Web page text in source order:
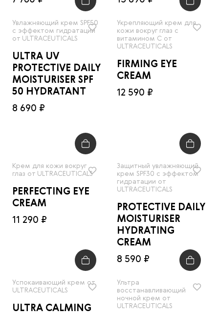
Увлажняющий крем SPF50
с эффектом гидратации
от ULTRACEUTICALS
ULTRA UV
PROTECTIVE DAILY
MOISTURISER SPF
50 HYDRATANT
8 690 ₽
Укрепляющий крем для
кожи вокруг глаз с
витамином С от
ULTRACEUTICALS
FIRMING EYE
CREAM
12 590 ₽
Крем для кожи вокруг
глаз от ULTRACEUTICALS
PERFECTING EYE
CREAM
11 290 ₽
Защитный увлажняющий
крем SPF30 с эффектом
гидратации от
ULTRACEUTICALS
PROTECTIVE DAILY
MOISTURISER
HYDRATING
CREAM
8 590 ₽
Успокаивающий крем от
ULTRACEUTICALS
ULTRA CALMING
Ультра
восстанавливающий
ночной крем от
ULTRACEUTICALS